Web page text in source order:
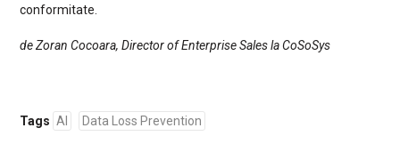
conformitate.
de Zoran Cocoara, Director of Enterprise Sales la CoSoSys
Tags AI Data Loss Prevention